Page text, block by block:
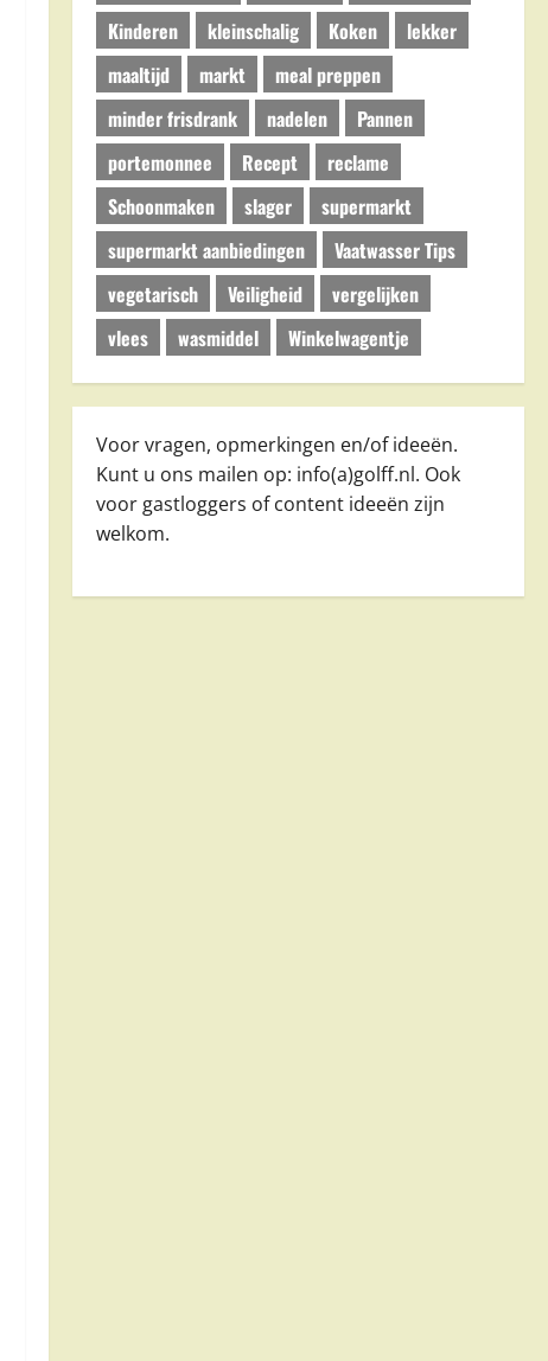
Kinderen
kleinschalig Koken
lekker
maaltijd
markt
meal preppen
minder frisdrank
nadelen
Pannen
portemonnee
Recept
reclame
Schoonmaken
slager
supermarkt
supermarkt aanbiedingen
Vaatwasser Tips
vegetarisch
Veiligheid
vergelijken
vlees
wasmiddel Winkelwagentje
Voor vragen, opmerkingen en/of ideeën.
Kunt u ons mailen op: info(a)golff.nl. Ook
voor gastloggers of content ideeën zijn
welkom.